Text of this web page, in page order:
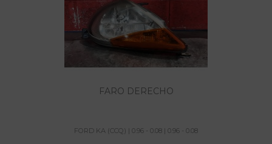
FARO DERECHO
FORD KA (CCQ) | 0.96 - 0.08 | 0.96 - 0.08